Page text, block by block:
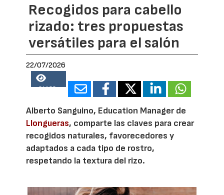
Recogidos para cabello
rizado: tres propuestas
versátiles para el salón
22/07/2026
24138
Alberto Sanguino, Education Manager de
Llongueras, comparte las claves para crear
recogidos naturales, favorecedores y
adaptados a cada tipo de rostro,
respetando la textura del rizo.